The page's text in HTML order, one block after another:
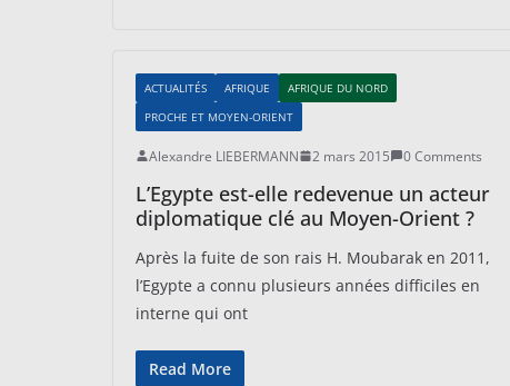
ACTUALITÉS AFRIQUE
AFRIQUE DU NORD
PROCHE ET MOYEN-ORIENT
Alexandre LIEBERMANN 2 mars 2015 0 Comments
L’Egypte est-elle redevenue un acteur
diplomatique clé au Moyen-Orient ?
Après la fuite de son rais H. Moubarak en 2011,
l’Egypte a connu plusieurs années difficiles en
interne qui ont
Read More